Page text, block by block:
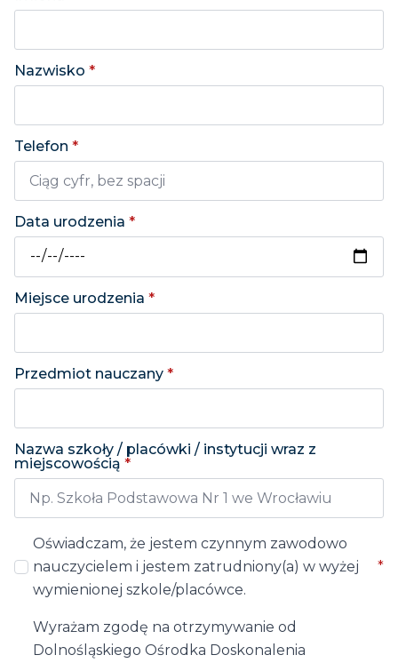
Nazwisko *
Telefon *
Data urodzenia *
Miejsce urodzenia *
Przedmiot nauczany *
Nazwa szkoły / placówki / instytucji wraz z
miejscowością *
Oświadczam, że jestem czynnym zawodowo
nauczycielem i jestem zatrudniony(a) w wyżej
wymienionej szkole/placówce.
*
Wyrażam zgodę na otrzymywanie od
Dolnośląskiego Ośrodka Doskonalenia